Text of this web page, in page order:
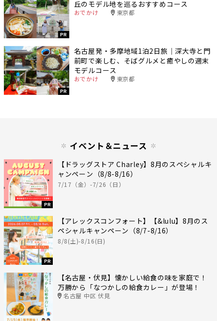
PR
丘のモデル地を巡るおすすめコース
おでかけ 東京都
PR
名古屋発・多摩地域1泊2日旅｜深大寺と門
前町で楽しむ、そばグルメと癒やしの週末
モデルコース
おでかけ 東京都
イベント＆ニュース
PR
【ドラッグストア Charley】8月のスペシャルキ
ャンペーン（8/8-8/16）
7/17（金）-7/26（日）
PR
【アレックスコンフォート】【&lulu】8月のス
ペシャルキャンペーン（8/7-8/16）
8/8(土)-8/16(日)
【名古屋・伏見】懐かしい給食の味を家庭で！
万勝から「なつかしの給食カレー」が登場！
名古屋 中区 伏見